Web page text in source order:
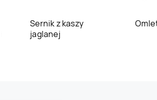
Sernik z kaszy
jaglanej